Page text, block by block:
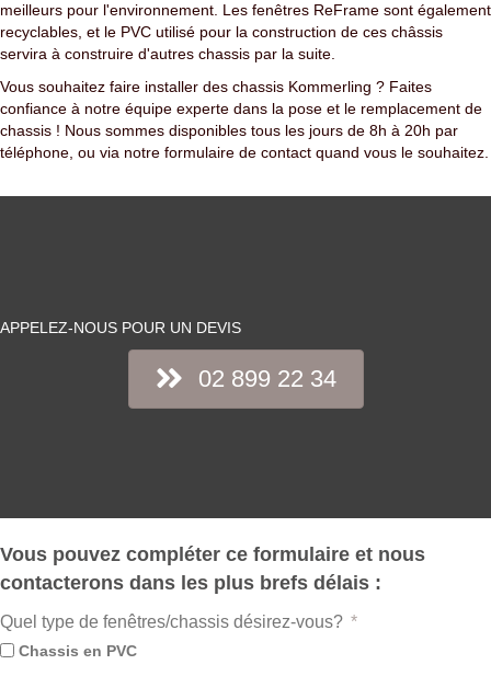
meilleurs pour l'environnement. Les fenêtres ReFrame sont également
recyclables, et le PVC utilisé pour la construction de ces châssis
servira à construire d'autres chassis par la suite.
Vous souhaitez faire installer des chassis Kommerling ? Faites
confiance à notre équipe experte dans la pose et le remplacement de
chassis ! Nous sommes disponibles tous les jours de 8h à 20h par
téléphone, ou via notre formulaire de contact quand vous le souhaitez.
APPELEZ-NOUS POUR UN DEVIS
02 899 22 34
Vous pouvez compléter ce formulaire et nous
contacterons dans les plus brefs délais :
Quel type de fenêtres/chassis désirez-vous?
Chassis en PVC